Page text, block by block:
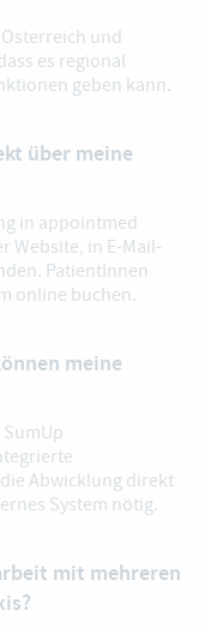
und
es regional
geben kann.
über meine
in appointmed
Website, in E-Mail-
PatientInnen
online buchen.
meine
Abwicklung direkt
System nötig.
mit mehreren